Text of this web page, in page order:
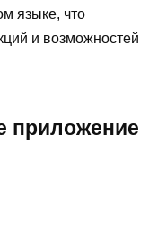
языке, что
и возможностей
приложение